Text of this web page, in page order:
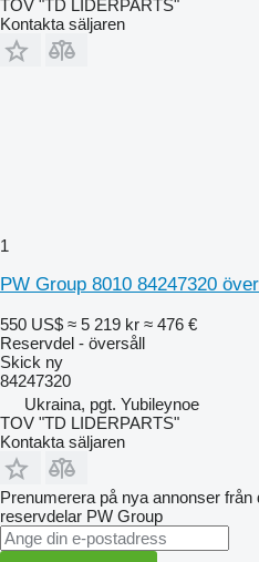
TOV "TD LIDERPARTS"
Kontakta säljaren
1
PW Group 8010 84247320
550 US$ ≈ 5 219 kr ≈ 476 €
Reservdel - översåll
Skick ny
84247320
Ukraina, pgt. Yubileynoe
TOV "TD LIDERPARTS"
Kontakta säljaren
Prenumerera på nya annonser från
reservdelar PW Group